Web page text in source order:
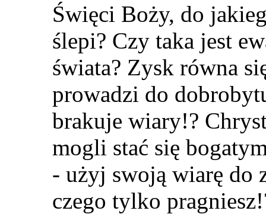
Święci Boży, do
ślepi? Czy taka jest
świata? Zysk równa
prowadzi do
brakuje wiary!?
mogli stać się
- użyj swoją wiarę do
czego tylko